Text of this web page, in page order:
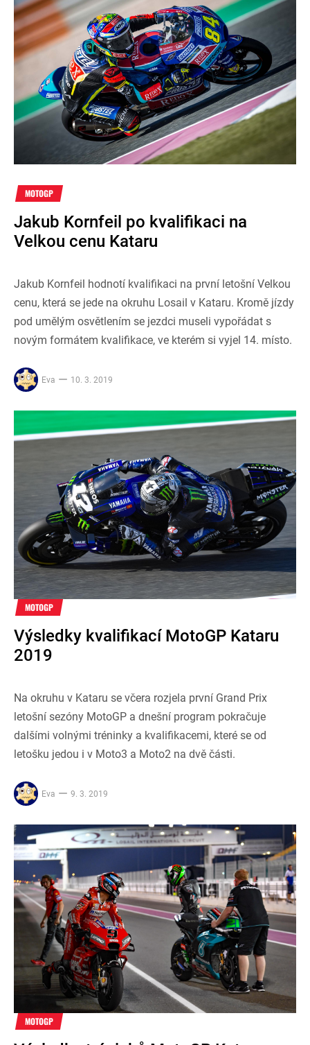
MOTOGP
Jakub Kornfeil po kvalifikaci na
Velkou cenu Kataru
Jakub Kornfeil hodnotí kvalifikaci na první letošní Velkou
cenu, která se jede na okruhu Losail v Kataru. Kromě jízdy
pod umělým osvětlením se jezdci museli vypořádat s
novým formátem kvalifikace, ve kterém si vyjel 14. místo.
Eva 10. 3. 2019
MOTOGP
Výsledky kvalifikací MotoGP Kataru
2019
Na okruhu v Kataru se včera rozjela první Grand Prix
letošní sezóny MotoGP a dnešní program pokračuje
dalšími volnými tréninky a kvalifikacemi, které se od
letošku jedou i v Moto3 a Moto2 na dvě části.
Eva 9. 3. 2019
MOTOGP